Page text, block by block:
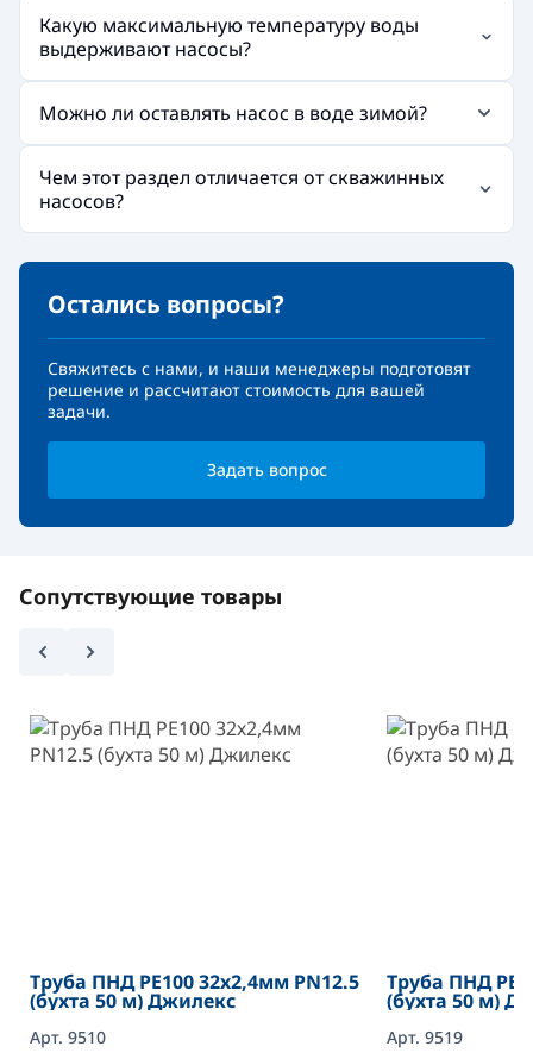
Какую максимальную температуру воды
выдерживают насосы?
Можно ли оставлять насос в воде зимой?
Чем этот раздел отличается от скважинных
насосов?
Остались вопросы?
Свяжитесь с нами, и наши менеджеры подготовят
решение и рассчитают стоимость для вашей
задачи.
Задать вопрос
Сопутствующие товары
Труба ПНД РЕ100 32х2,4мм PN12.5
(бухта 50 м) Джилекс
Арт. 9510
Труба ПНД
(бухта 50 м)
Арт. 9519